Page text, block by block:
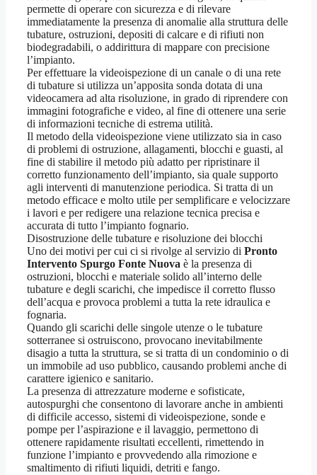
permette di operare con sicurezza e di rilevare
immediatamente la presenza di anomalie alla struttura delle
tubature, ostruzioni, depositi di calcare e di rifiuti non
biodegradabili, o addirittura di mappare con precisione
l’impianto.
Per effettuare la videoispezione di un canale o di una rete
di tubature si utilizza un’apposita sonda dotata di una
videocamera ad alta risoluzione, in grado di riprendere con
immagini fotografiche e video, al fine di ottenere una serie
di informazioni tecniche di estrema utilità.
Il metodo della videoispezione viene utilizzato sia in caso
di problemi di ostruzione, allagamenti, blocchi e guasti, al
fine di stabilire il metodo più adatto per ripristinare il
corretto funzionamento dell’impianto, sia quale supporto
agli interventi di manutenzione periodica. Si tratta di un
metodo efficace e molto utile per semplificare e velocizzare
i lavori e per redigere una relazione tecnica precisa e
accurata di tutto l’impianto fognario.
Disostruzione delle tubature e risoluzione dei blocchi
Uno dei motivi per cui ci si rivolge al servizio di Pronto
Intervento Spurgo Fonte Nuova è la presenza di
ostruzioni, blocchi e materiale solido all’interno delle
tubature e degli scarichi, che impedisce il corretto flusso
dell’acqua e provoca problemi a tutta la rete idraulica e
fognaria.
Quando gli scarichi delle singole utenze o le tubature
sotterranee si ostruiscono, provocano inevitabilmente
disagio a tutta la struttura, se si tratta di un condominio o di
un immobile ad uso pubblico, causando problemi anche di
carattere igienico e sanitario.
La presenza di attrezzature moderne e sofisticate,
autospurghi che consentono di lavorare anche in ambienti
di difficile accesso, sistemi di videoispezione, sonde e
pompe per l’aspirazione e il lavaggio, permettono di
ottenere rapidamente risultati eccellenti, rimettendo in
funzione l’impianto e provvedendo alla rimozione e
smaltimento di rifiuti liquidi, detriti e fango.